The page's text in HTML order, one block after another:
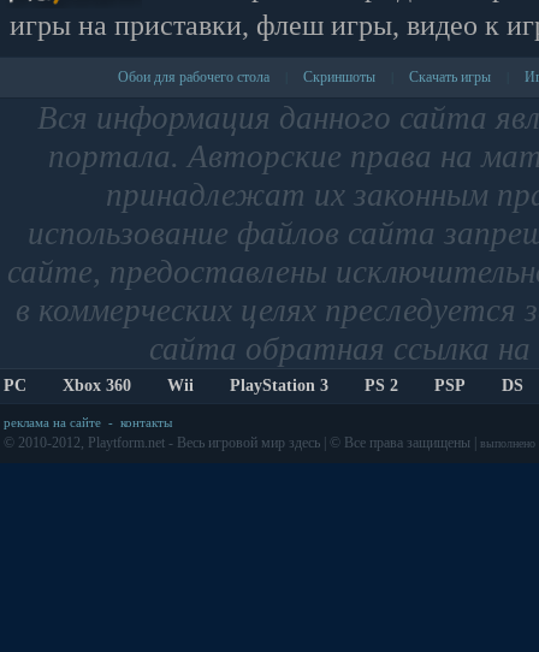
игры на приставки, флеш игры, видео к
Обои для рабочего стола Скриншоты Скачать игры
Вся информация данного сайта
портала. Авторские права на
принадлежат их законным
использование файлов сайта
сайте, предоставлены
в коммерческих целях
сайта обратная ссылка
PC Xbox 360 Wii PlayStation 3 PS 2 PSP DS
реклама на сайте - контакты
© 2010-2012, Playtform.net - Весь игровой мир здесь | © Все права защищены | выполнено